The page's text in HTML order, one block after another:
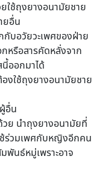
ใช้ถุงยางอนามัยชาย
ยอื่น
บอวัยวะเพศของฝ่าย
หรือสารคัดหลั่งจาก
ออกมาได้
งใช้ถุงยางอนามัยชาย
อื่น
ย นำถุงยางอนามัยที่
ร่วมเพศกับหญิงอีกคน
พันธ์หมู่เพราะอาจ